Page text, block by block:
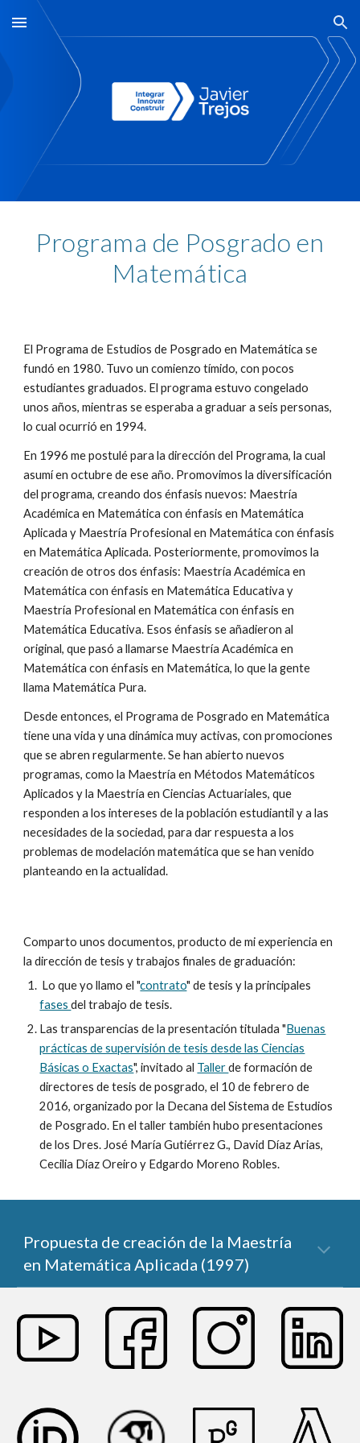
Skip to main content Skip to navigation
Programa de Posgrado en
Matemática
El Programa de Estudios de Posgrado en Matemática se
fundó en 1980. Tuvo un comienzo tímido, con pocos
estudiantes graduados. El programa estuvo congelado
unos años, mientras se esperaba a graduar a seis personas,
lo cual ocurrió en 1994.
En 1996 me postulé para la dirección del Programa, la cual
asumí en octubre de ese año. Promovimos la diversificación
del programa, creando dos énfasis nuevos: Maestría
Académica en Matemática con énfasis en Matemática
Aplicada y Maestría Profesional en Matemática con énfasis
en Matemática Aplicada. Posteriormente, promovimos la
creación de otros dos énfasis: Maestría Académica en
Matemática con énfasis en Matemática Educativa y
Maestría Profesionalen Matemática con énfasis en
Matemática Educativa. Esos énfasis se añadieron al
original, que pasó a llamarse Maestría Académica en
Matemática con énfasis en Matemática, lo que la gente
llama Matemática Pura.
Desde entonces, el Programa de Posgrado en Matemática
tiene una vida y una dinámica muy activas, con promociones
que se abren regularmente. Se han abierto nuevos
programas, como la Maestría en Métodos Matemáticos
Aplicados y la Maestría en Ciencias Actuariales, que
responden a los intereses de la población estudiantil y a las
necesidades de la sociedad, para dar respuesta a los
problemas de modelación matemática que se han venido
planteando en la actualidad.
Comparto unos documentos, producto de mi experiencia en
la dirección de tesis y trabajos finales de graduación:
Lo que yo llamo el "contrato" de tesis y la principales
fasesdel trabajo de tesis.
Las transparencias de la presentación titulada "Buenas
prácticas de supervisión de tesis desde las Ciencias
Básicas o Exactas", invitado al Tallerde formación de
directores de tesis de posgrado, el 10 de febrero de
2016, organizado por la Decana del Sistema de Estudios
de Posgrado. En el taller también hubo presentaciones
de los Dres. José María Gutiérrez G., David Díaz Arias,
Cecilia Díaz Oreiro y Edgardo Moreno Robles.
Propuesta de creación de la Maestría
en Matemática Aplicada (1997)